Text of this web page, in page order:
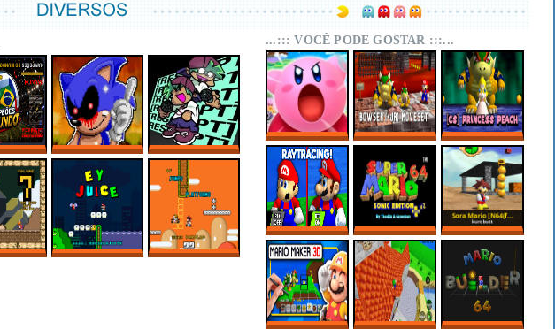
...::: VOCÊ PODE GOSTAR :::...
SUPER MARIO 64
KIRBY EDITION
SUPER MARIO 64
PC PORT –
BOWSER (+JR)
MOVESET V1.1
SUPER MARIO 64
PC PORT –
CHARACTER
SELECT:
PRINCESS PEACH
SUPER MARIO 64
RTX ONLINE
MARIO 64 SONIC
EDITION PLUS
V2.2.2
SORA MARIO
[N64(FIX) + PC]
DO
(ISS)
SONIC.EXE – THE
ORIGINAL GAME
ONLINE
FNF RESCRIPT:
BLUEBALLED
LDC
EY JUICE – SUPER
OF JUMPS AND